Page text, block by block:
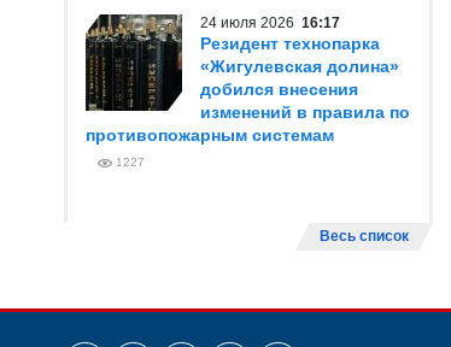
24 июля 2026 16:17
Резидент технопарка
«Жигулевская долина»
добился внесения
изменений в правила по
противопожарным системам
1227
Весь список